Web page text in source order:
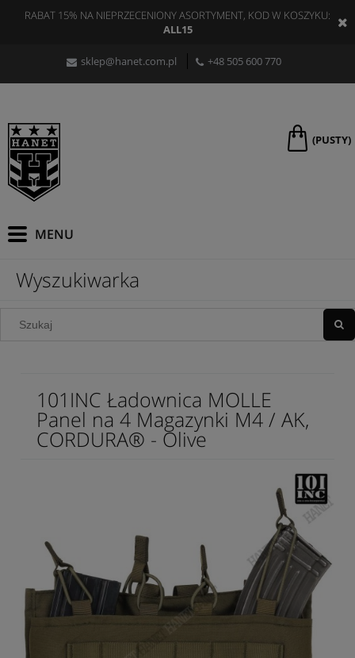
RABAT 15% NA NIEPRZECENIONY ASORTYMENT, KOD W KOSZYKU:
ALL15
sklep@hanet.com.pl +48 505 600 770
(PUSTY)
Wyszukiwarka
101INC Ładownica MOLLE
Panel na 4 Magazynki M4 / AK,
CORDURA® - Olive